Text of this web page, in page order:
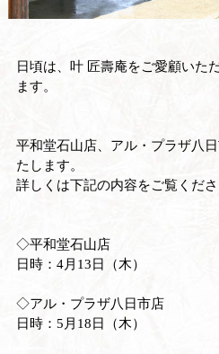
日頃は、叶 匠壽庵をご愛顧いた
ます。
平和堂石山店、アル・プラザ八
たします。
詳しくは下記の内容をご覧くださ
◇平和堂石山店
日時：4月13日（木）
◇アル・プラザ八日市店
日時：5月18日（木）